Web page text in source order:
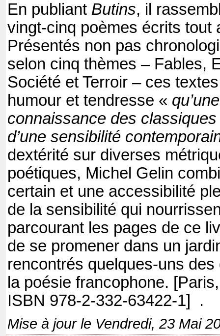
En publiant Butins, il
vingt-cinq poèmes écrits tout
Présentés non pas
selon cinq thèmes – Fables,
Société et Terroir – ces
humour et tendresse «
connaissance des classiques
d’une sensibilité
dextérité sur diverses
poétiques, Michel Gelin
certain et une accessibilité
de la sensibilité qui
parcourant les pages de ce
de se promener dans un
rencontrés quelques-uns
la poésie francophone.
ISBN 978-2-332-63422-1]
.
Mise à jour le Vendredi, 23 Mai